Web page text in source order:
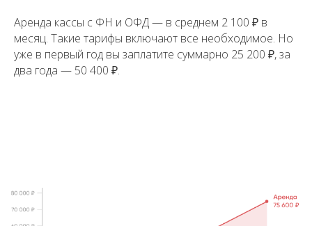
Аренда кассы с ФН и ОФД — в среднем 2 100 ₽ в
месяц. Такие тарифы включают все необходимое. Но
уже в первый год вы заплатите суммарно 25 200 ₽, за
два года — 50 400 ₽.